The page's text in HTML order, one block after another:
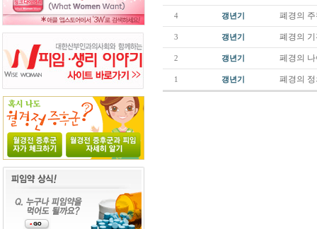
4 갱년기 폐경의
3 갱년기 폐경의
2 갱년기 페경의
1 갱년기 폐경의